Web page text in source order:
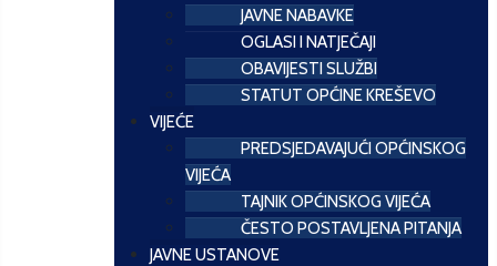
JAVNE NABAVKE
OGLASI I NATJEČAJI
OBAVIJESTI SLUŽBI
STATUT OPĆINE KREŠEVO
VIJEĆE
PREDSJEDAVAJUĆI OPĆINSKOG
VIJEĆA
TAJNIK OPĆINSKOG VIJEĆA
ČESTO POSTAVLJENA PITANJA
JAVNE USTANOVE